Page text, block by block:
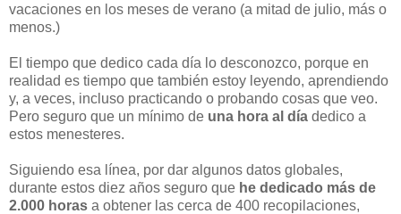
vacaciones en los meses de verano (a mitad de julio, más o
menos.)
El tiempo que dedico cada día lo desconozco, porque en
realidad es tiempo que también estoy leyendo, aprendiendo
y, a veces, incluso practicando o probando cosas que veo.
Pero seguro que un mínimo de una hora al día dedico a
estos menesteres.
Siguiendo esa línea, por dar algunos datos globales,
durante estos diez años seguro que he dedicado más de
2.000 horas a obtener las cerca de 400 recopilaciones,